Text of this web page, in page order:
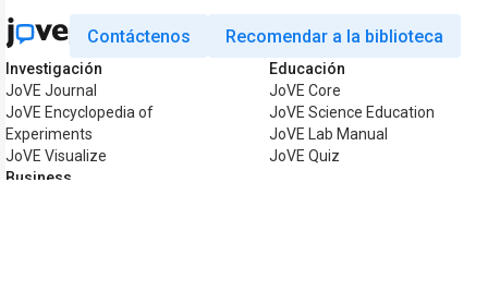
Contáctenos Recomendar a la biblioteca
Investigación
JoVE Journal
JoVE Encyclopedia of
Experiments
JoVE Visualize
Business
Educación
JoVE Core
JoVE Science Education
JoVE Lab Manual
JoVE Quiz